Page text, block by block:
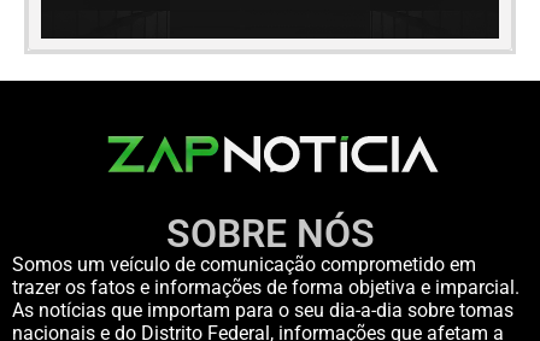
SOBRE NÓS
Somos um veículo de comunicação comprometido em
trazer os fatos e informações de forma objetiva e imparcial.
As notícias que importam para o seu dia-a-dia sobre tomas
nacionais e do Distrito Federal, informações que afetam a